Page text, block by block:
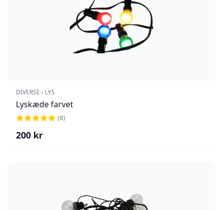
DIVERSE › LYS
Lyskæde farvet
(8)
200 kr